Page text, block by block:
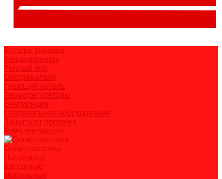
Каталог товаров
Кондиционеры
Теплый пол
Обогреватели
Греющий кабель
Терморегуляторы
Вентиляция
Отопительное оборудование
Защита от протечки
Комплектующие
Сплит-системы
Настенные
Кассетные
Мобильные